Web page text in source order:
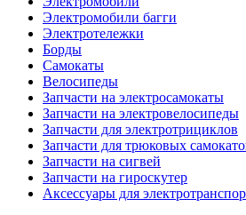
Электромобили багги
Электротележки
Борды
Самокаты
Велосипеды
Запчасти на электросамокаты
Запчасти на электровелосипеды
Запчасти для электротрициклов
Запчасти для трюковых
Запчасти на сигвей
Запчасти на гироскутер
Аксессуары для